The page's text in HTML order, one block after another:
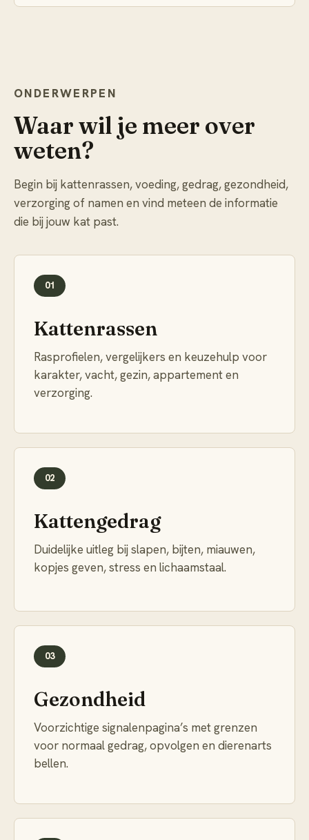
ONDERWERPEN
Waar wil je meer over
weten?
Begin bij kattenrassen, voeding, gedrag, gezondheid,
verzorging of namen en vind meteen de informatie
die bij jouw kat past.
01
Kattenrassen
Rasprofielen, vergelijkers en keuzehulp voor
karakter, vacht, gezin, appartement en
verzorging.
02
Kattengedrag
Duidelijke uitleg bij slapen, bijten, miauwen,
kopjes geven, stress en lichaamstaal.
03
Gezondheid
Voorzichtige signalenpagina’s met grenzen
voor normaal gedrag, opvolgen en dierenarts
bellen.